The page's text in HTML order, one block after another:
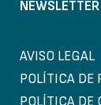
NEWSLETTER
AVISO LEGAL
POLÍTICA DE
POLÍTICA DE